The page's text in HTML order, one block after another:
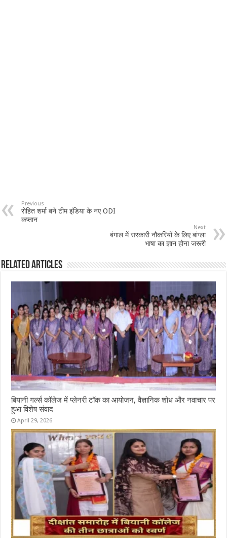
Previous
रोहित शर्मा बने टीम इंडिया के नए ODI
कप्तान
Next
बंगाल में सरकारी नौकरियों के लिए बांग्ला
भाषा का ज्ञान होना जरूरी
Related Articles
बियानी गर्ल्स कॉलेज में प्लेनरी टॉक का आयोजन, वैज्ञानिक शोध और नवाचार पर
हुआ विशेष संवाद
April 29, 2026